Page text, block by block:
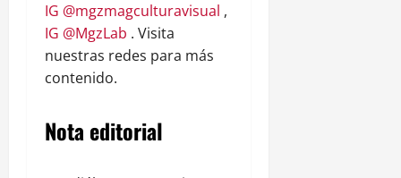
IG @mgzmagculturavisual ,
IG @MgzLab . Visita
nuestras redes para más
contenido.
Nota editorial